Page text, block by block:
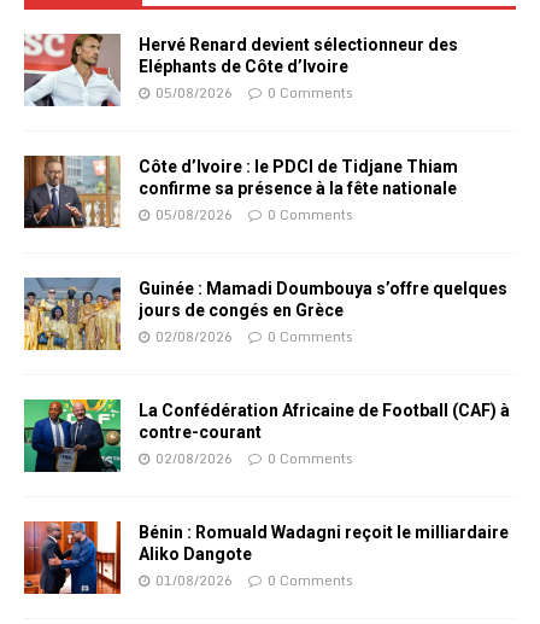
Hervé Renard devient sélectionneur des
Eléphants de Côte d’Ivoire
05/08/2026 0 Comments
Côte d’Ivoire : le PDCI de Tidjane Thiam
confirme sa présence à la fête nationale
05/08/2026 0 Comments
Guinée : Mamadi Doumbouya s’offre quelques
jours de congés en Grèce
02/08/2026 0 Comments
La Confédération Africaine de Football (CAF) à
contre-courant
02/08/2026 0 Comments
Bénin : Romuald Wadagni reçoit le milliardaire
Aliko Dangote
01/08/2026 0 Comments